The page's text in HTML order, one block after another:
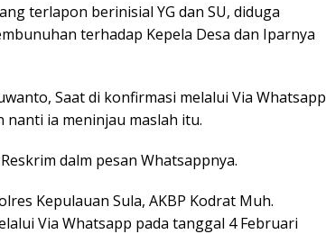
terlapon berinisial YG dan SU, diduga
terhadap Kepela Desa dan Iparnya
Saat di konfirmasi melalui Via Whatsapp
nanti ia meninjau maslah itu.
dalm pesan Whatsappnya.
Kepulauan Sula, AKBP Kodrat Muh.
Via Whatsapp pada tanggal 4 Februari